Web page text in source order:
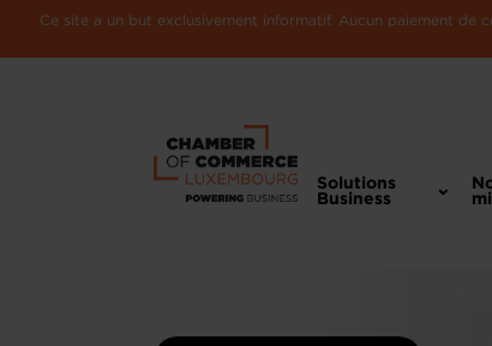
Ce site a un but exclusivement informatif. Aucun paiement
Solutions
Business